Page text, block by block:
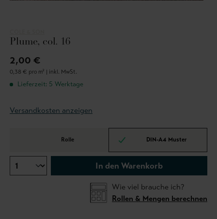
Plume, col. 16
2,00 €
0,38 € pro m² | inkl. MwSt.
Lieferzeit: 5 Werktage
Versandkosten anzeigen
Rolle DIN-A4 Muster
In den Warenkorb
Wie viel brauche ich?
Rollen & Mengen berechnen